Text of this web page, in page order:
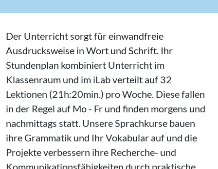
Der Unterricht sorgt für einwandfreie
Ausdrucksweise in Wort und Schrift. Ihr
Stundenplan kombiniert Unterricht im
Klassenraum und im iLab verteilt auf 32
Lektionen (21h:20min.) pro Woche. Diese fallen
in der Regel auf Mo - Fr und finden morgens und
nachmittags statt. Unsere Sprachkurse bauen
ihre Grammatik und Ihr Vokabular auf und die
Projekte verbessern ihre Recherche- und
Kommunikationsfähigkeiten durch praktische